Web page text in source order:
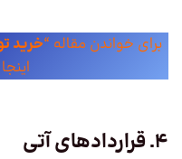
برای خواندن مقاله “خرید
4. قراردادهای آتی